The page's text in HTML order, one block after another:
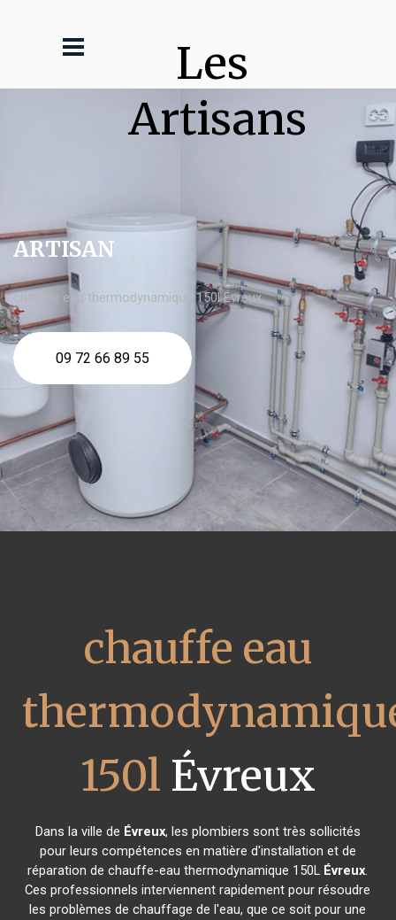
Les
Artisans
ARTISAN
chauffe eau thermodynamique 150l Évreux
09 72 66 89 55
chauffe eau
150l Évreux
Dans la ville de Évreux, les plombiers sont très sollicités
pour leurs compétences en matière d'installation et de
réparation de chauffe-eau thermodynamique 150L Évreux.
Ces professionnels interviennent rapidement pour résoudre
les problèmes de chauffage de l'eau, que ce soit pour une